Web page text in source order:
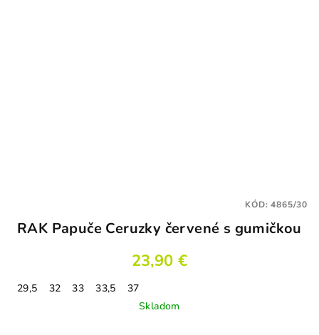
RAK Papuče Ceruzky červené s gumičkou
23,90 €
29,5 32 33 33,5
37
Skladom
KÓD:4865/30